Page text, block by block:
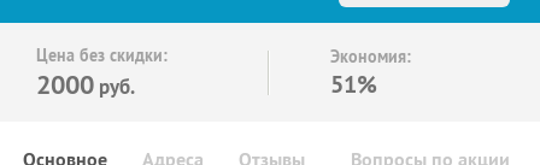
Цена без скидки:
2000 руб.
Экономия:
51%
Основное Отзывы Вопросы по акции
Адреса